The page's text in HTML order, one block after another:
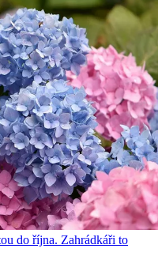
do října. Zahrádkáři to